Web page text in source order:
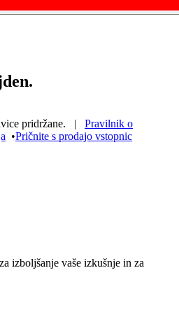
pridržane. | Pravilnik o
•Pričnite s prodajo vstopnic
izboljšanje vaše izkušnje in za